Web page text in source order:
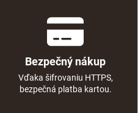
Bezpečný nákup
Vďaka šifrovaniu HTTPS,
bezpečná platba kartou.